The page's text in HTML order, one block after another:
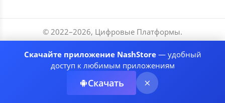
© 2022–2026, Цифровые Платформы.
Разработчики
Соглашение
Рекомендательные системы
Скачайте приложение NashStore— удобный
доступ к любимым приложениям
Скачать